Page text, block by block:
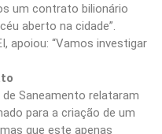
um contrato bilionário
aberto na cidade”.
apoiou: “Vamos investigar
Saneamento relataram
para a criação de um
que este apenas